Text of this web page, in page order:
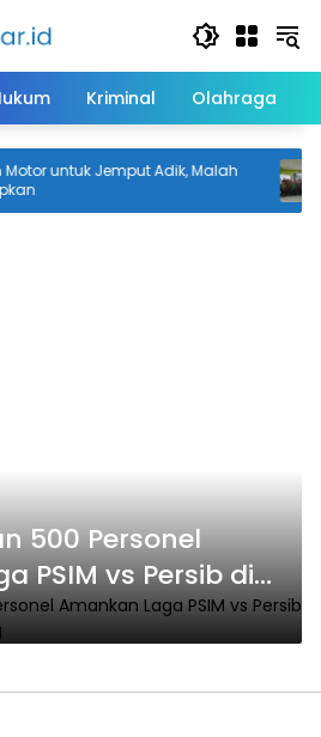
Kriminal Olahraga
untuk Jemput Adik, Malah
500 Personel
PSIM vs Persib di
Agung